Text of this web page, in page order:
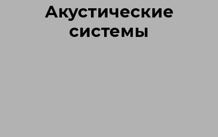
Акустические
системы